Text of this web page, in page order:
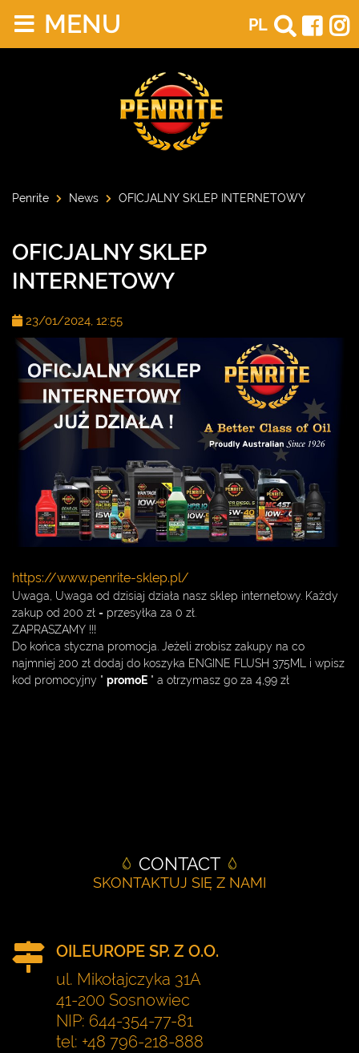
PL
MENU
Penrite News OFICJALNY SKLEP INTERNETOWY
OFICJALNY SKLEP
INTERNETOWY
23/01/2024, 12:55
https://www.penrite-sklep.pl/
Uwaga, Uwaga od dzisiaj działa nasz sklep internetowy. Każdy
zakup od 200 zł = przesyłka za 0 zł.
ZAPRASZAMY !!!
Do końca styczna promocja. Jeżeli zrobisz zakupy na co
najmniej 200 zł dodaj do koszyka ENGINE FLUSH 375ML i wpisz
kod promocyjny " promoE " a otrzymasz go za 4,99 zł
CONTACT
SKONTAKTUJ SIĘ Z NAMI
OILEUROPE SP. Z O.O.
ul. Mikołajczyka 31A
41-200 Sosnowiec
NIP: 644-354-77-81
tel: +48 796-218-888